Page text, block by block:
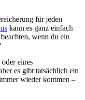
für jeden
kann es ganz einfach
wenn du ein
eines
es gibt tatsächlich ein
wieder kommen –